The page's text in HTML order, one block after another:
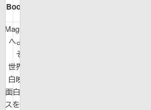
Bookman
MagicBook
へようこ
そ！
世界の面
白映像や
面白ニュー
スを紹介し